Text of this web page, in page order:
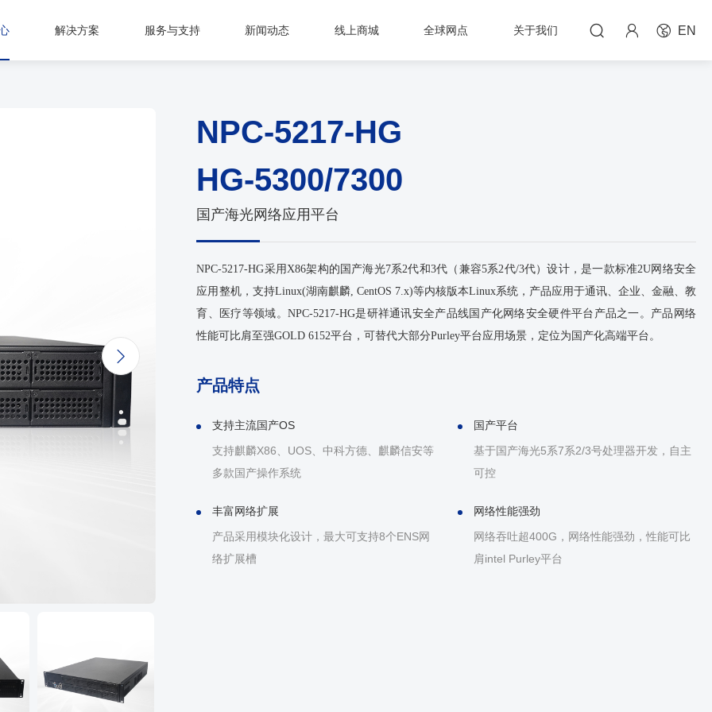
解决方案 服务与支持 新闻动态 线上商城 全球网点 关于我们    EN

NPC-5217-HG
HG-5300/7300
国产海光网络应用平台
NPC-5217-HG采用X86架构的国产海光7系2代和3代（兼容5系2代/3代）设计，是一款标准2U网络安全
应用整机，支持Linux(湖南麒麟, CentOS 7.x)等内核版本Linux系统，产品应用于通讯、企业、金融、教
育、医疗等领域。NPC-5217-HG是研祥通讯安全产品线国产化网络安全硬件平台产品之一。产品网络
性能可比肩至强GOLD 6152平台，可替代大部分Purley平台应用场景，定位为国产化高端平台。
产品特点
支持主流国产OS
支持麒麟X86、UOS、中科方德、麒麟信安等
多款国产操作系统
国产平台
基于国产海光5系7系2/3号处理器开发，自主
可控
丰富网络扩展
产品采用模块化设计，最大可支持8个ENS网
络扩展槽
网络性能强劲
网络吞吐超400G，网络性能强劲，性能可比
肩intel Purley平台